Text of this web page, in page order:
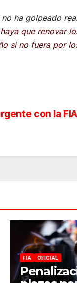
ha golpeado
que renovar
si no fuera por
con la FIA
FIA OFICIAL